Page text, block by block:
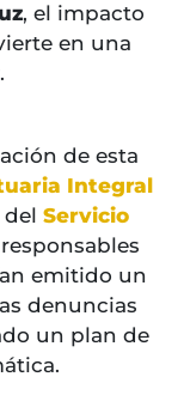
, el impacto
en una
de esta
Integral
Servicio
responsables
emitido un
denuncias
un plan de